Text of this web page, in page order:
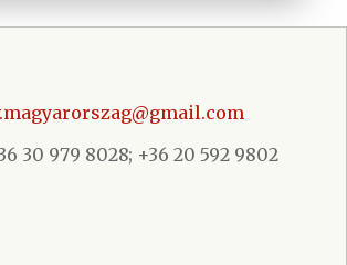
30 979 8028; +36 20 592 9802